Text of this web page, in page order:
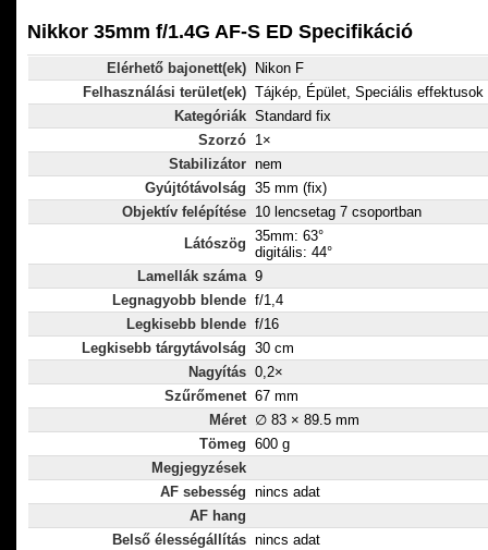
fotózáshoz.
Nikkor 35mm f/1.4G AF-S ED Specifikáció
Elérhető bajonett(ek)
Nikon F
Felhasználási terület(ek) Tájkép, Épület, Speciális effektusok
Kategóriák Standard fix
Szorzó 1×
Stabilizátor nem
Gyújtótávolság 35 mm (fix)
Objektív felépítése 10 lencsetag 7 csoportban
Látószög 35mm: 63°
digitális: 44°
Lamellák száma 9
Legnagyobb blende f/1,4
Legkisebb blende f/16
Legkisebb tárgytávolság 30 cm
Nagyítás 0,2×
Szűrőmenet 67 mm
Méret ∅ 83 × 89.5 mm
Tömeg 600 g
Megjegyzések
AF sebesség nincs adat
AF hang
Belső élességállítás nincs adat